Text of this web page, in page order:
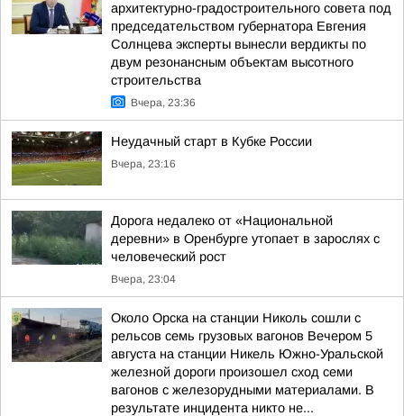
архитектурно-градостроительного совета под
председательством губернатора Евгения
Солнцева эксперты вынесли вердикты по
двум резонансным объектам высотного
строительства
Вчера, 23:36
Неудачный старт в Кубке России
Вчера, 23:16
Дорога недалеко от «Национальной
деревни» в Оренбурге утопает в зарослях с
человеческий рост
Вчера, 23:04
Около Орска на станции Николь сошли с
рельсов семь грузовых вагонов Вечером 5
августа на станции Никель Южно-Уральской
железной дороги произошел сход семи
вагонов с железорудными материалами. В
результате инцидента никто не...